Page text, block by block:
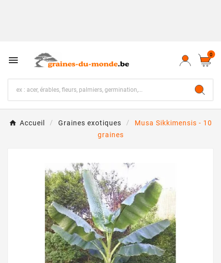
 0
Accueil Graines exotiques
Musa Sikkimensis - 10
graines